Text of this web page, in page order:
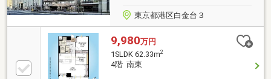
東京都港区白金台３
9,980万円
1SLDK 62.33m2
4階 南東